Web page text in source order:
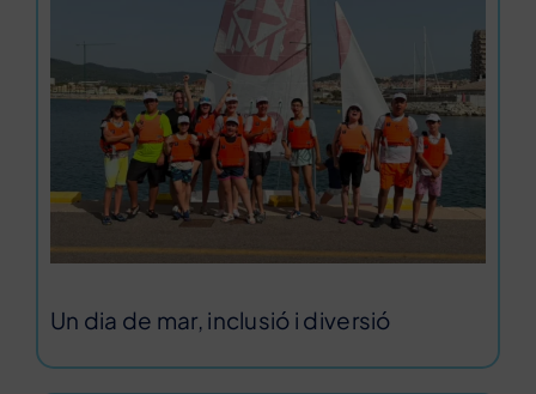
Un dia de mar, inclusió i diversió